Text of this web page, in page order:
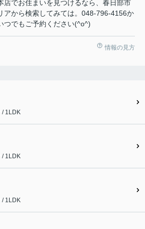
店でお住まいを見つけるなら、春日部市
アから検索してみては。048-796-4156か
つでもご予約ください(^o^)
情報の見方
/ 1LDK
/ 1LDK
/ 1LDK